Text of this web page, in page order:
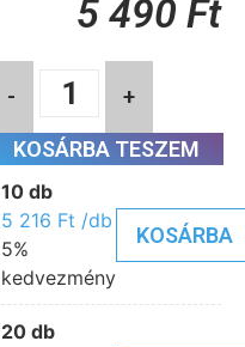
5 490 Ft
- +
KOSÁRBA TESZEM
10 db
5 216 Ft /db
5%
kedvezmény
KOSÁRBA
20 db